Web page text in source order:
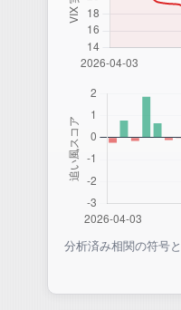
分析済み相関の符号